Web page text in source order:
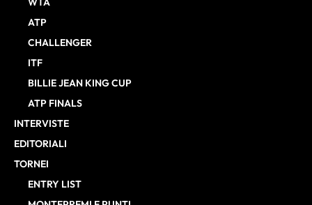
ATP
CHALLENGER
ITF
BILLIE JEAN KING CUP
ATP FINALS
INTERVISTE
EDITORIALI
TORNEI
ENTRY LIST